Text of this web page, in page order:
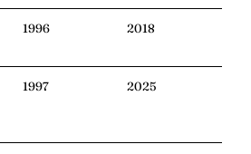
1996 2018
1997 2025